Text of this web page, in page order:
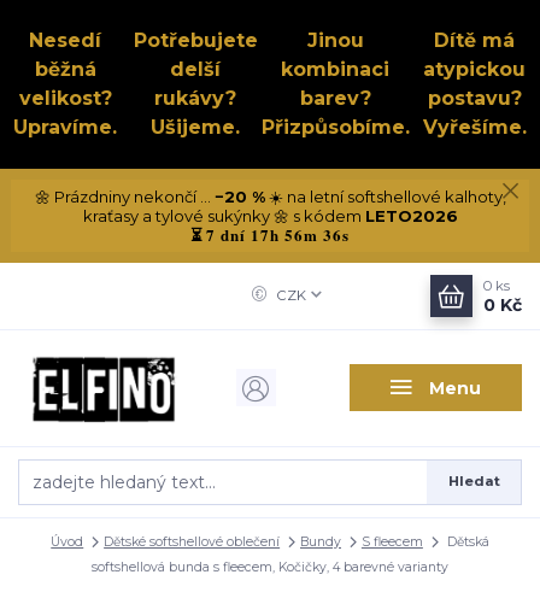
Nesedí
běžná
velikost?
Upravíme.
Potřebujete
delší
rukávy?
Ušijeme.
Jinou
kombinaci
barev?
Přizpůsobíme.
Dítě má
atypickou
postavu?
Vyřešíme.
🌼 Prázdniny nekončí ... −20 %☀️ na letní softshellové kalhoty,
kraťasy a tylové sukýnky 🌼 s kódem LETO2026
⏳7 dní 17h 56m 36s
Menu
CZK
Hledat
0 ks
0 Kč
Úvod Dětské softshellové oblečení Bundy S fleecem
Dětská
softshellová bunda s fleecem, Kočičky, 4 barevné varianty